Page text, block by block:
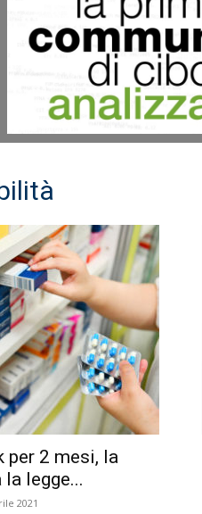
per 2 mesi, la
legge...
2021